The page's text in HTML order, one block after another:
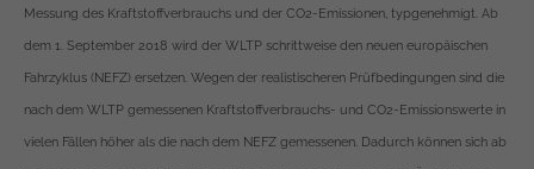
Messung des Kraftstoffverbrauchs und der CO2-Emissionen, typgenehmigt. Ab
dem 1. September 2018 wird der WLTP schrittweise den neuen europäischen
Fahrzyklus (NEFZ) ersetzen. Wegen der realistischeren Prüfbedingungen sind die
nach dem WLTP gemessenen Kraftstoffverbrauchs- und CO2-Emissionswerte in
vielen Fällen höher als die nach dem NEFZ gemessenen. Dadurch können sich ab